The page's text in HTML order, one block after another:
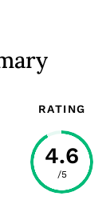
RATING
4.6
/5